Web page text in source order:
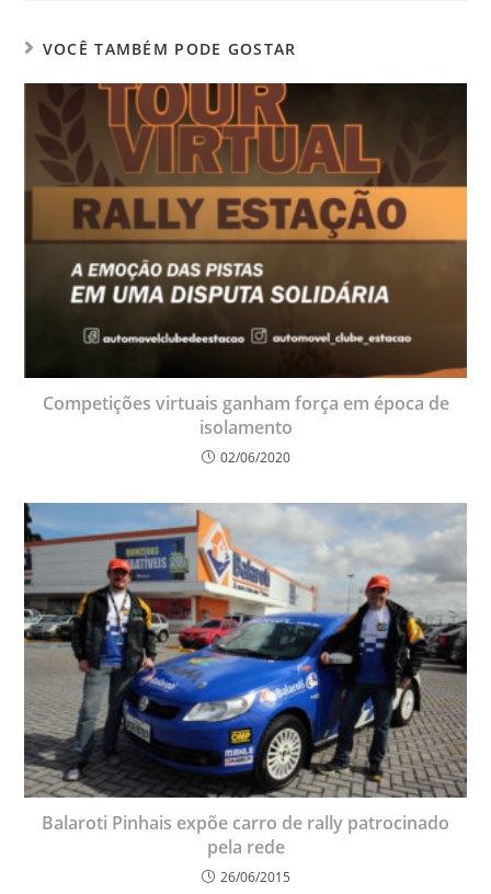
VOCÊ TAMBÉM PODE GOSTAR
Competições virtuais ganham força em época de
isolamento
02/06/2020
Balaroti Pinhais expõe carro de rally patrocinado
pela rede
26/06/2015